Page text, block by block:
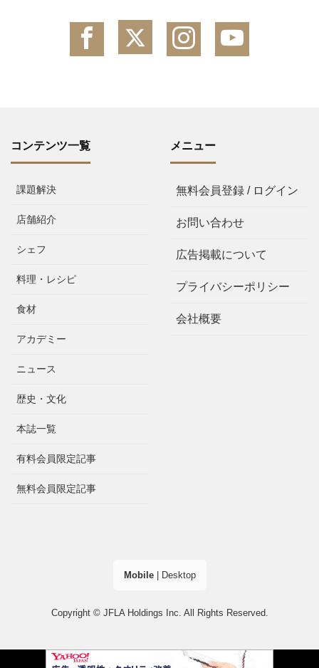
コンテンツ一覧
課題解決
店舗紹介
シェフ
料理・レシピ
食材
アカデミー
ニュース
歴史・文化
本誌一覧
有料会員限定記事
無料会員限定記事
メニュー
無料会員登録 / ログイン
お問い合わせ
広告掲載について
プライバシーポリシー
会社概要
Mobile| Desktop
Copyright © JFLA Holdings Inc. All Rights Reserved.